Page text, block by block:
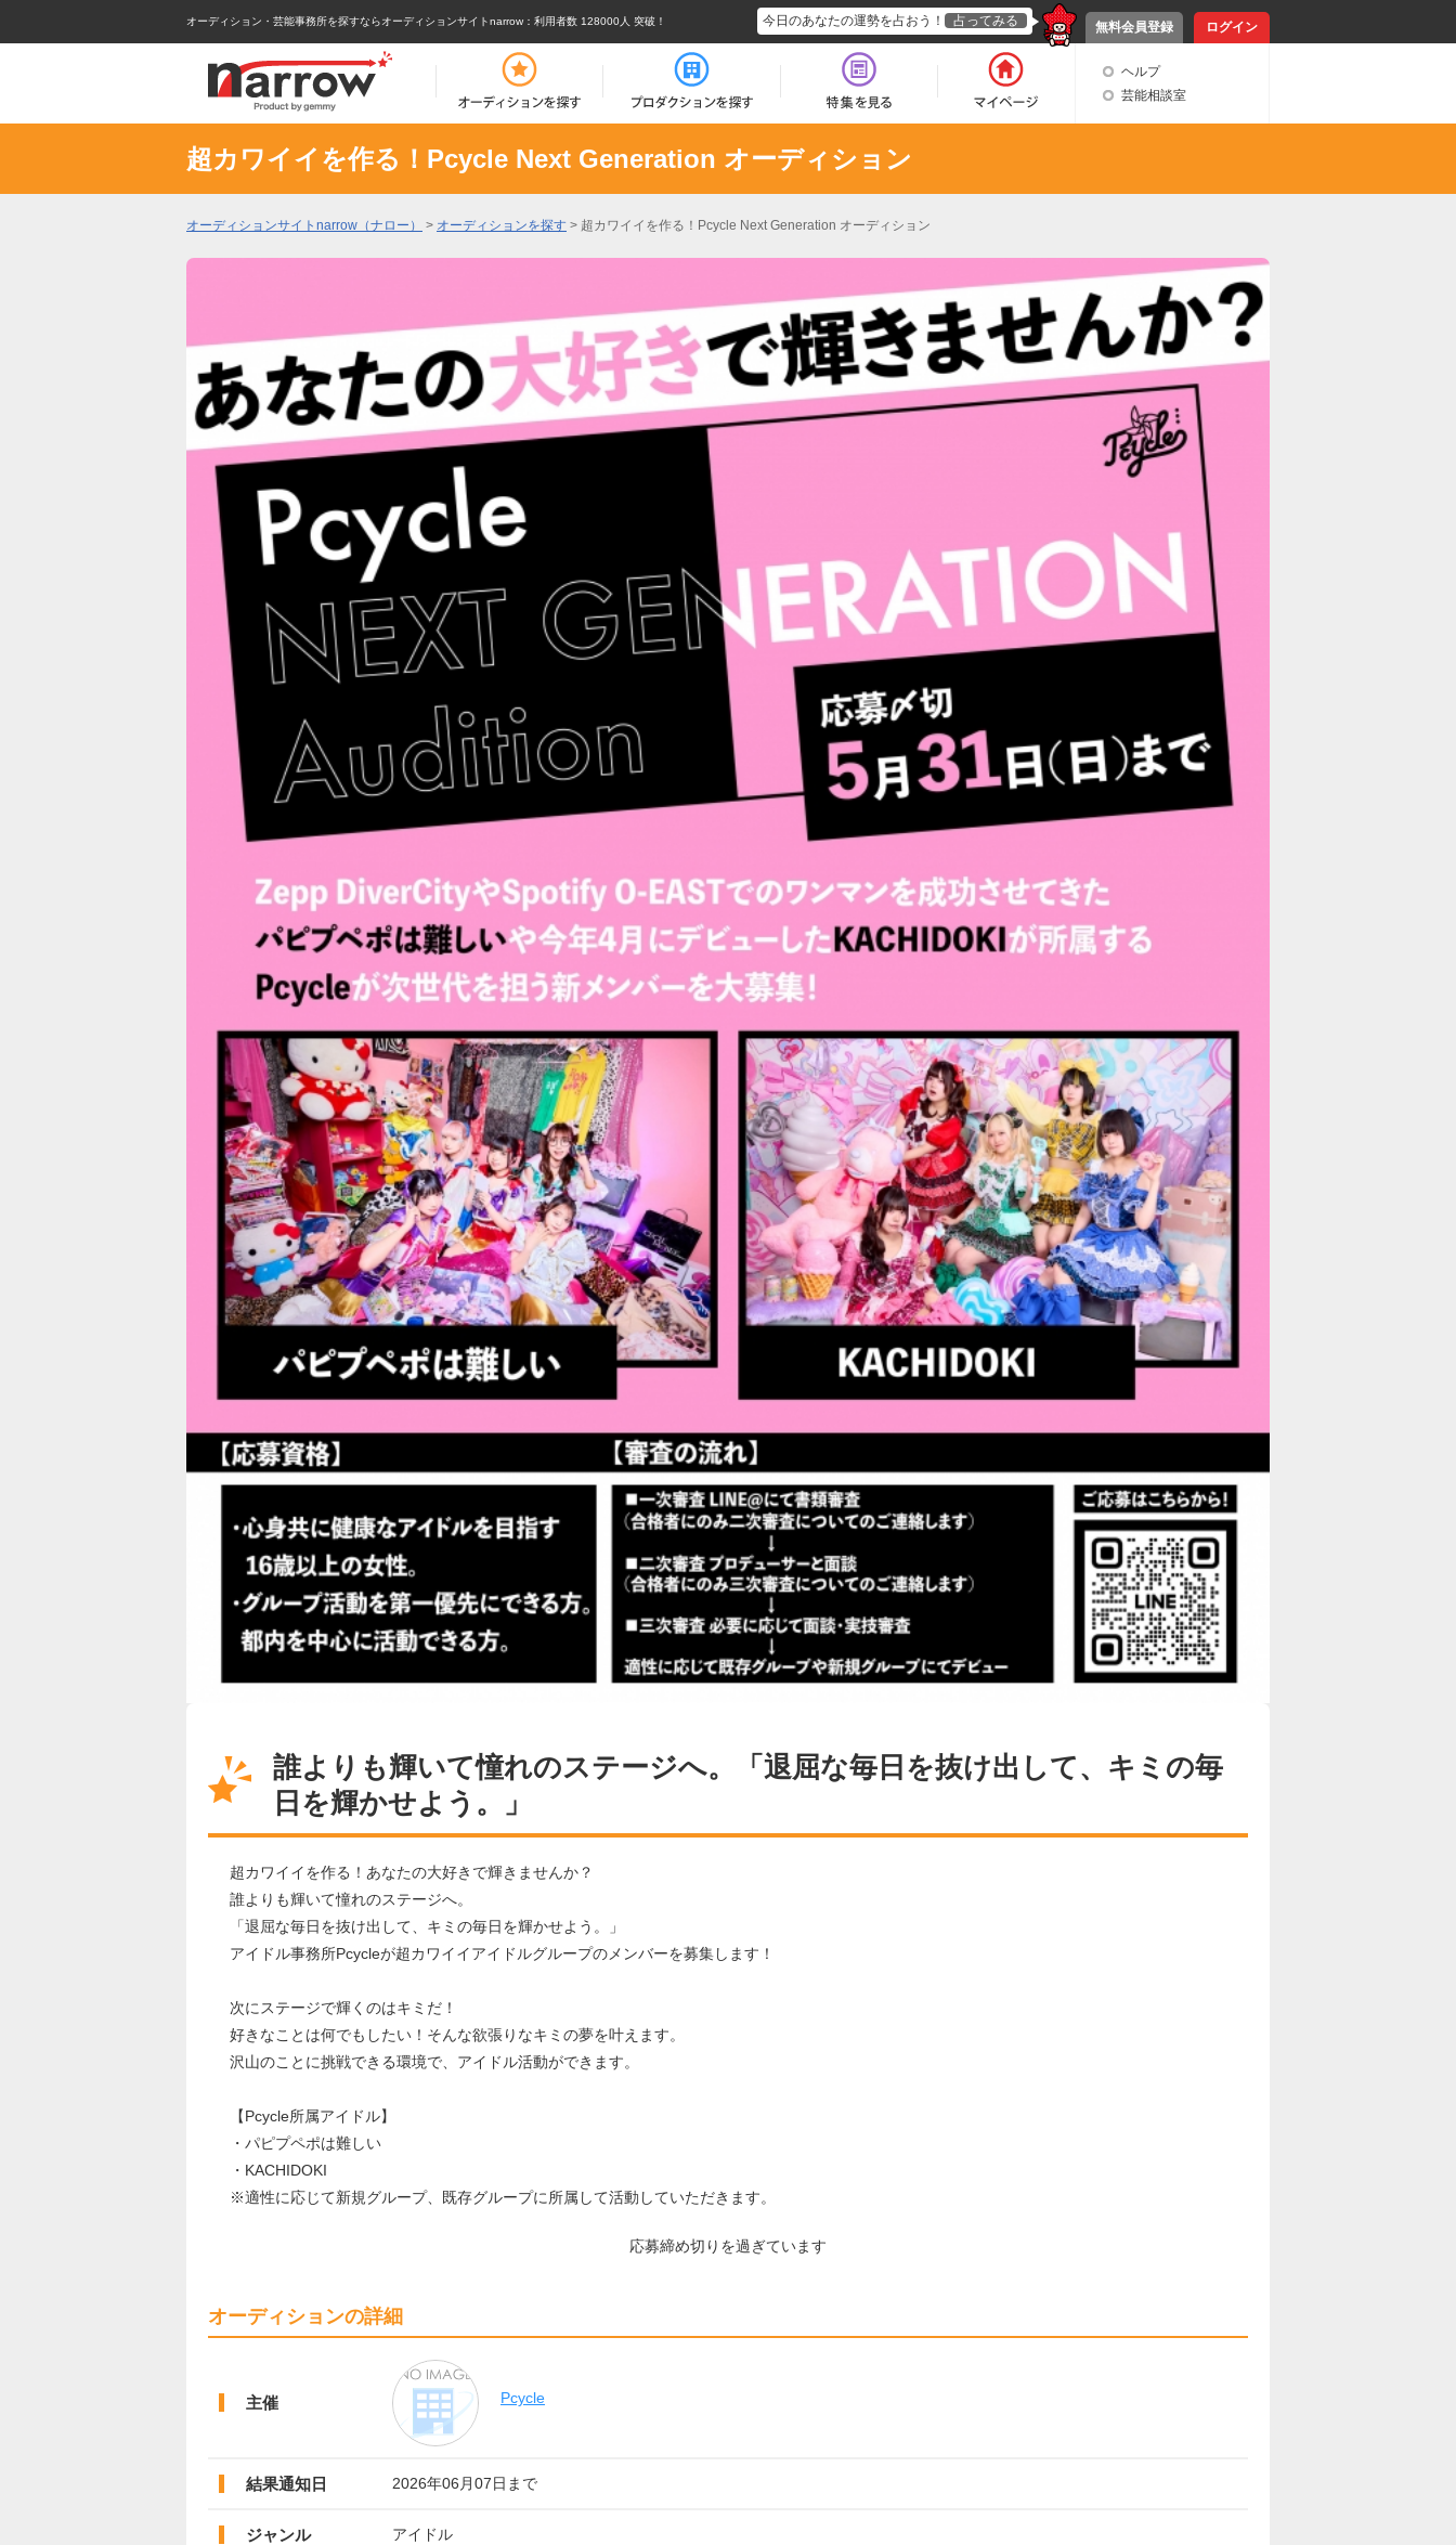
オーディション・芸能事務所を探すならオーディションサイトnarrow ：利用者数 128000人 突破！ 無料会員登録 ログイン
今日のあなたの運勢を占おう！ 占ってみる
ヘルプ
芸能相談室
超カワイイを作る！Pcycle Next Generation オーディション
オーディションサイトnarrow（ナロー） > オーディションを探す > 超カワイイを作る！Pcycle Next Generation オーディション
誰よりも輝いて憧れのステージへ。「退屈な毎日を抜け出して、キミの毎
日を輝かせよう。」
超カワイイを作る！あなたの大好きで輝きませんか？
誰よりも輝いて憧れのステージへ。
「退屈な毎日を抜け出して、キミの毎日を輝かせよう。」
アイドル事務所Pcycleが超カワイイアイドルグループのメンバーを募集します！
次にステージで輝くのはキミだ！
好きなことは何でもしたい！そんな欲張りなキミの夢を叶えます。
沢山のことに挑戦できる環境で、アイドル活動ができます。
【Pcycle所属アイドル】
・パピプペポは難しい
・KACHIDOKI
※適性に応じて新規グループ、既存グループに所属して活動していただきます。
応募締め切りを過ぎています
オーディションの詳細
主催 Pcycle
結果通知日 2026年06月07日まで
ジャンル アイドル